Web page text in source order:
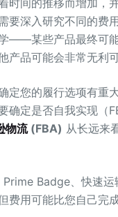
时间的推移而增加，
要深入研究不同的费
——某些产品最终可
产品可能会非常无利可
定您的履行选项有重
确定是否自我实现（
物流(FBA) 从长远来
Prime Badge、快速运
费用可能比您自己完